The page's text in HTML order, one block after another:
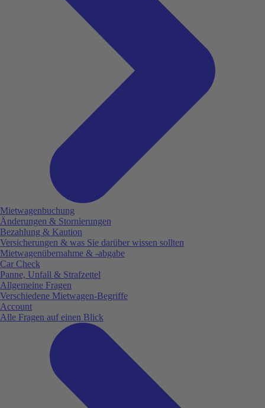
Mietwagenbuchung
Änderungen & Stornierungen
Bezahlung & Kaution
Versicherungen & was Sie darüber wissen sollten
Mietwagenübernahme & -abgabe
Car Check
Panne, Unfall & Strafzettel
Allgemeine Fragen
Verschiedene Mietwagen-Begriffe
Account
Alle Fragen auf einen Blick